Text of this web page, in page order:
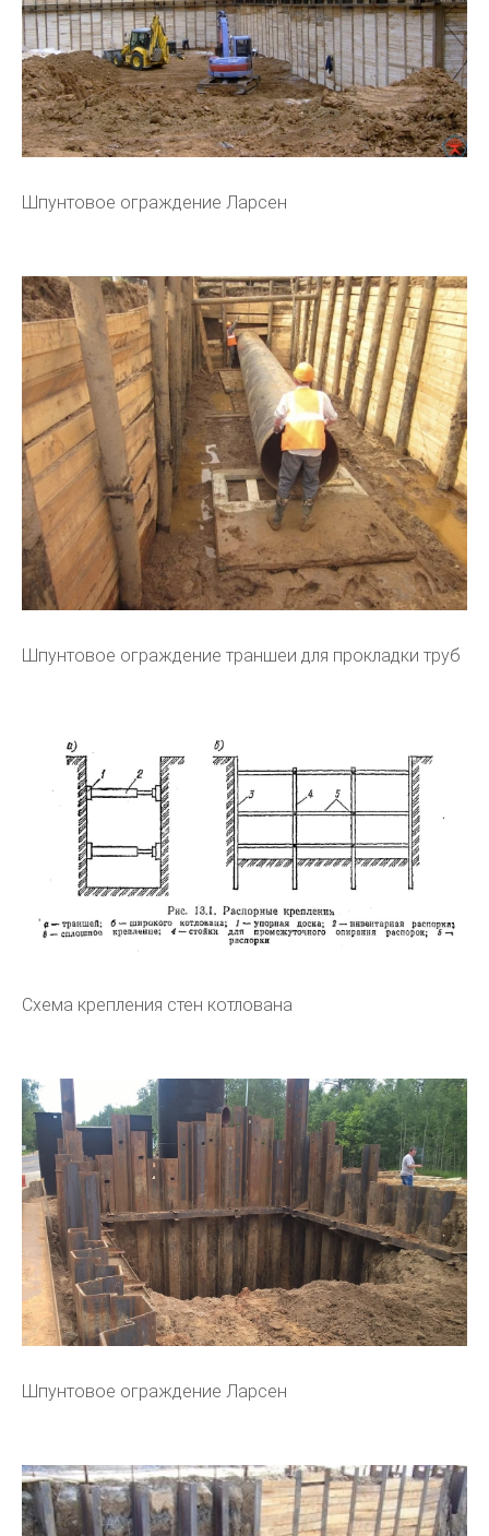
Шпунтовое ограждение Ларсен
Шпунтовое ограждение траншеи для прокладки труб
Схема крепления стен котлована
Шпунтовое ограждение Ларсен